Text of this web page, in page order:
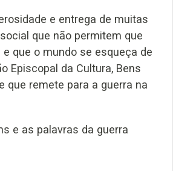
e entrega de muitas
que não permitem que
que o mundo se esqueça de
Episcopal da Cultura, Bens
que remete para a guerra na
e as palavras da guerra